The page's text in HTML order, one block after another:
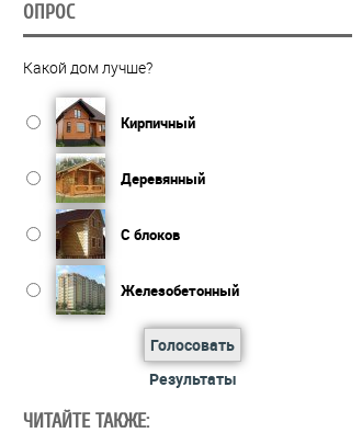
ОПРОС
Какой дом лучше?
Кирпичный
Деревянный
С блоков
Железобетонный
Голосовать
Результаты
ЧИТАЙТЕ ТАКЖЕ: